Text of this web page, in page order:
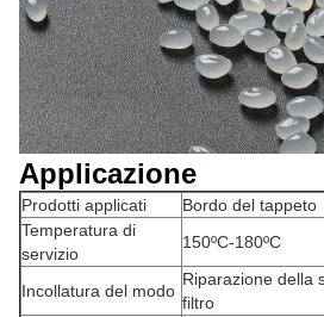
Applicazione
Prodotti applicati
Bordo del tappeto
Temperatura di
servizio
150ºC-180ºC
Incollatura del modo
Riparazione della
filtro